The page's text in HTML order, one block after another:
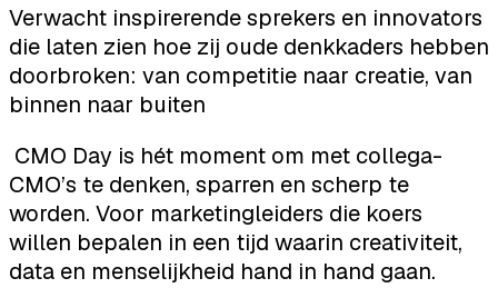
Verwacht inspirerende sprekers en innovators
die laten zien hoe zij oude denkkaders hebben
doorbroken: van competitie naar creatie, van
binnen naar buiten
CMO Day is hét moment om met collega-
CMO’s te denken, sparren en scherp te
worden. Voor marketingleiders die koers
willen bepalen in een tijd waarin creativiteit,
data en menselijkheid hand in hand gaan.